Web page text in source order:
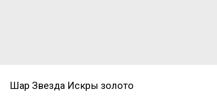
Шар Звезда Искры золото